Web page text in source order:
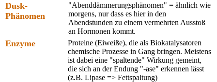
Dusk-
Phänomen
"Abenddämmerungsphänomen" = ähnlich wie
morgens, nur dass es hier in den
Abendstunden zu einem vermehrten Ausstoß
an Hormonen kommt.
Enzyme
Proteine (Eiweiße), die als Biokatalysatoren
chemische Prozesse in Gang bringen. Meistens
ist dabei eine "spaltende" Wirkung gemeint,
die sich an der Endung "-ase" erkennen lässt
(z.B. Lipase => Fettspaltung)